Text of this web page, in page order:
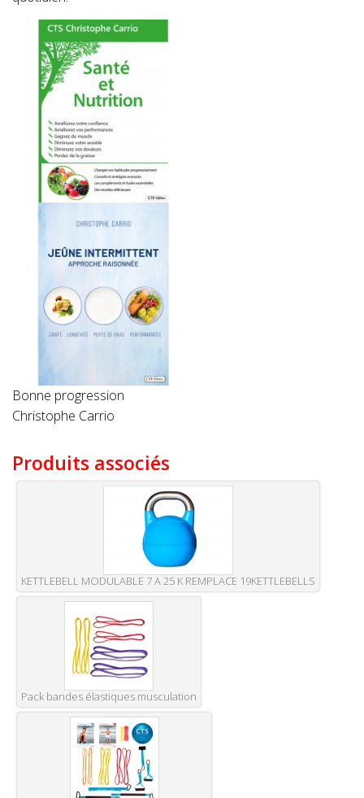
Bonne progression
Christophe Carrio
Produits associés
KETTLEBELL MODULABLE 7 A 25 K REMPLACE 19KETTLEBELLS
Pack bandes élastiques musculation